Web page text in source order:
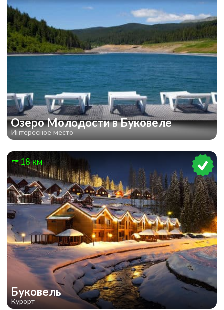
Озеро Молодости в Буковеле
Интересное место
18 км
Буковель
Курорт